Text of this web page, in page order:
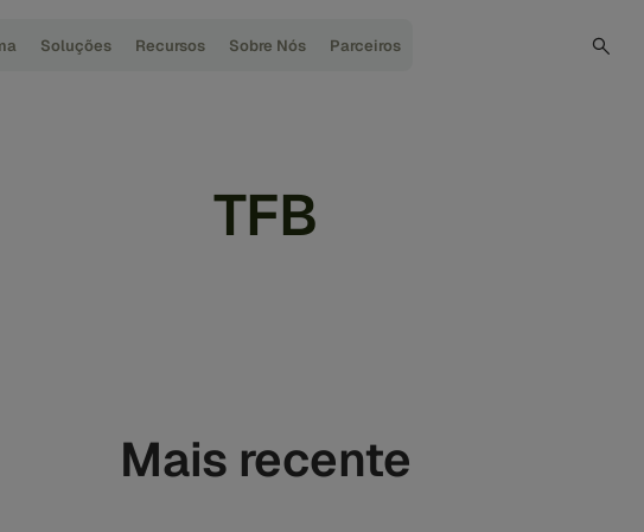
Soluções Recursos Sobre Nós Parceiros
TFB
Mais recente